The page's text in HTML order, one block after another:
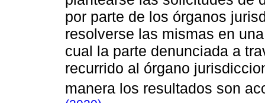
por parte de los órganos
resolverse las mismas en
cual la parte denunciada a
recurrido al órgano
manera los resultados son